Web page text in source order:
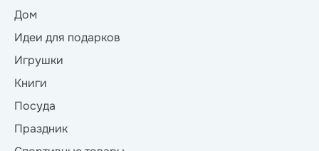
Дом
Идеи для подарков
Игрушки
Книги
Посуда
Праздник